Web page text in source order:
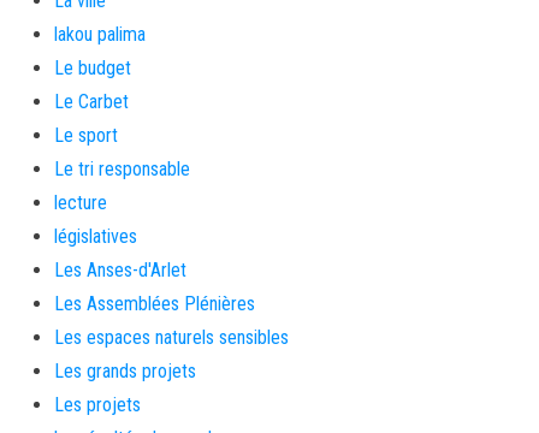
lakou palima
Le budget
Le Carbet
Le sport
Le tri responsable
lecture
législatives
Les Anses-d'Arlet
Les Assemblées Plénières
Les espaces naturels sensibles
Les grands projets
Les projets